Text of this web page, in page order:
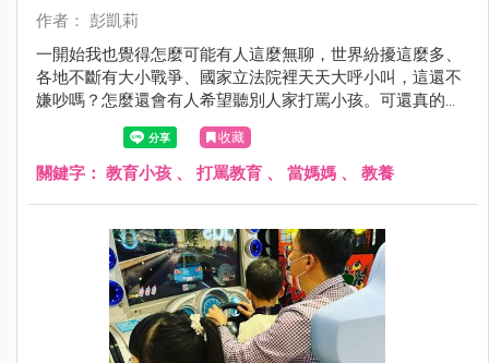
作者： 彭凱莉
一開始我也覺得怎麼可能有人這麼無聊，世界紛擾這麼多、
各地不斷有大小戰爭、國家立法院裡天天大呼小叫，這還不
嫌吵嗎？怎麼還會有人希望聽別人家打罵小孩。可還真的有
人會在爸媽面前說：「我都跟你說小孩不乖了，你怎麼不罵
他？」、「我都看見小孩不聽話了，你怎麼不修理她？」
收藏
關鍵字： 教育小孩 、 打罵教育 、 當媽媽 、 教養